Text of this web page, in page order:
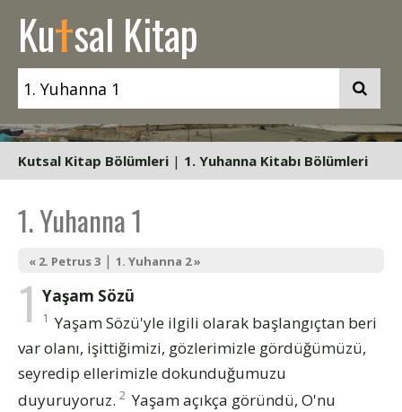
Kutsal Kitap
Kutsal Kitap Bölümleri | 1. Yuhanna Kitabı Bölümleri
1. Yuhanna 1
« 2. Petrus 3 | 1. Yuhanna 2 »
1 Yaşam Sözü
1 Yaşam Sözü'yle ilgili olarak başlangıçtan beri
var olanı, işittiğimizi, gözlerimizle gördüğümüzü,
seyredip ellerimizle dokunduğumuzu
duyuruyoruz. 2 Yaşam açıkça göründü, O'nu